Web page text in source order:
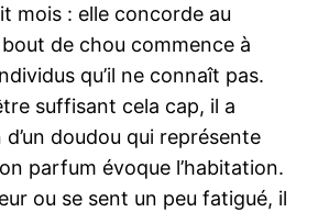
mois : elle concorde au
de chou commence à
qu’il ne connaît pas.
suffisant cela cap, il a
doudou qui représente
parfum évoque l’habitation.
ou se sent un peu fatigué, il